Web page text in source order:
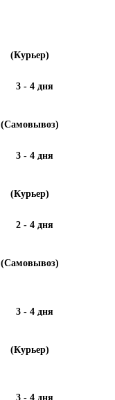
(Курьер)
3 - 4 дня
(Самовывоз)
3 - 4 дня
(Курьер)
2 - 4 дня
(Самовывоз)
3 - 4 дня
(Курьер)
3 - 4 дня